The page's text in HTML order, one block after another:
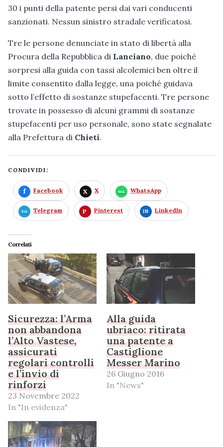
30 i punti della patente persi dai vari conducenti
sanzionati. Nessun sinistro stradale verificatosi.
Tre le persone denunciate in stato di libertà alla
Procura della Repubblica di Lanciano, due poiché
sorpresi alla guida con tassi alcolemici ben oltre il
limite consentito dalla legge, una poiché guidava
sotto l’effetto di sostanze stupefacenti. Tre persone
trovate in possesso di alcuni grammi di sostanze
stupefacenti per uso personale, sono state segnalate
alla Prefettura di Chieti.
CONDIVIDI:
Facebook X WhatsApp
Telegram Pinterest LinkedIn
Correlati
Sicurezza: l’Arma
non abbandona
l’Alto Vastese,
assicurati
regolari controlli
e l’invio di
rinforzi
23 Novembre 2022
In "In evidenza"
Alla guida
ubriaco: ritirata
una patente a
Castiglione
Messer Marino
26 Giugno 2016
In "News"